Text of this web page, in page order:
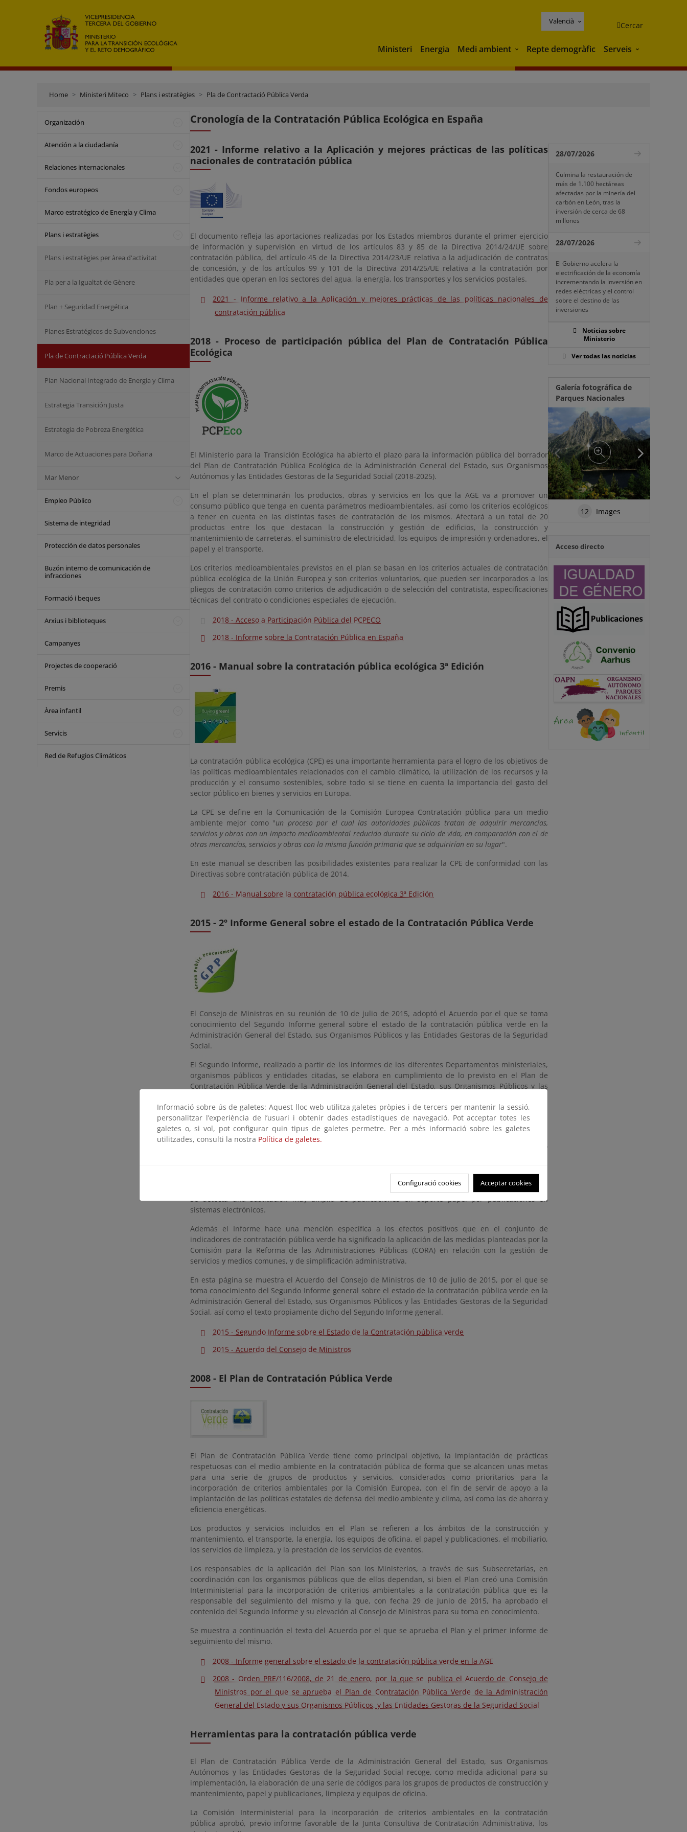
Valencià Cercar
Ministeri Energia Medi ambient Medi ambient
Repte demogràfic Serveis Serveis
Home Ministeri Miteco Plans i estratègies Pla de Contractació Pública Verda
Organización
Atención a la ciudadanía
Relaciones internacionales
Fondos europeos
Marco estratégico de Energía y Clima
Plans i estratègies
Plans i estratègies per àrea d'activitat
Pla per a la Igualtat de Gènere
Plan + Seguridad Energética
Planes Estratégicos de Subvenciones
Pla de Contractació Pública Verda
Plan Nacional Integrado de Energía y Clima
Estrategia Transición Justa
Estrategia de Pobreza Energética
Marco de Actuaciones para Doñana
Mar Menor
Empleo Público
Sistema de integridad
Protección de datos personales
Buzón interno de comunicación de
infracciones
Formació i beques
Arxius i biblioteques
Campanyes
Projectes de cooperació
Premis
Àrea infantil
Servicis
Red de Refugios Climáticos
Cronología de la Contratación Pública Ecológica en España
2021 - Informe relativo a la Aplicación y mejores prácticas de las políticas
nacionales de contratación pública
El documento refleja las aportaciones realizadas por los Estados miembros durante el primer ejercicio
de información y supervisión en virtud de los artículos 83 y 85 de la Directiva 2014/24/UE sobre
contratación pública, del artículo 45 de la Directiva 2014/23/UE relativa a la adjudicación de contratos
de concesión, y de los artículos 99 y 101 de la Directiva 2014/25/UE relativa a la contratación por
entidades que operan en los sectores del agua, la energía, los transportes y los servicios postales.
2021 - Informe relativo a la Aplicación y mejores prácticas de las políticas nacionales de
contratación pública
2018 - Proceso de participación pública del Plan de Contratación Pública
Ecológica
El Ministerio para la Transición Ecológica ha abierto el plazo para la información pública del borrador
del Plan de Contratación Pública Ecológica de la Administración General del Estado, sus Organismos
Autónomos y las Entidades Gestoras de la Seguridad Social (2018-2025).
En el plan se determinarán los productos, obras y servicios en los que la AGE va a promover un
consumo público que tenga en cuenta parámetros medioambientales, así como los criterios ecológicos
a tener en cuenta en las distintas fases de contratación de los mismos. Afectará a un total de 20
productos entre los que destacan la construcción y gestión de edificios, la construcción y
mantenimiento de carreteras, el suministro de electricidad, los equipos de impresión y ordenadores, el
papel y el transporte.
Los criterios medioambientales previstos en el plan se basan en los criterios actuales de contratación
pública ecológica de la Unión Europea y son criterios voluntarios, que pueden ser incorporados a los
pliegos de contratación como criterios de adjudicación o de selección del contratista, especificaciones
técnicas del contrato o condiciones especiales de ejecución.
2018 - Acceso a Participación Pública del PCPECO
2018 - Informe sobre la Contratación Pública en España
2016 - Manual sobre la contratación pública ecológica 3ª Edición
La contratación pública ecológica (CPE) es una importante herramienta para el logro de los objetivos de
las políticas medioambientales relacionados con el cambio climático, la utilización de los recursos y la
producción y el consumo sostenibles, sobre todo si se tiene en cuenta la importancia del gasto del
sector público en bienes y servicios en Europa.
La CPE se define en la Comunicación de la Comisión Europea Contratación pública para un medio
ambiente mejor como "un proceso por el cual las autoridades públicas tratan de adquirir mercancías,
servicios y obras con un impacto medioambiental reducido durante su ciclo de vida, en comparación con el de
otras mercancías, servicios y obras con la misma función primaria que se adquirirían en su lugar".
En este manual se describen las posibilidades existentes para realizar la CPE de conformidad con las
Directivas sobre contratación pública de 2014.
2016 - Manual sobre la contratación pública ecológica 3ª Edición
2015 - 2º Informe General sobre el estado de la Contratación Pública Verde
El Consejo de Ministros en su reunión de 10 de julio de 2015, adoptó el Acuerdo por el que se toma
conocimiento del Segundo Informe general sobre el estado de la contratación pública verde en la
Administración General del Estado, sus Organismos Públicos y las Entidades Gestoras de la Seguridad
Social.
El Segundo Informe, realizado a partir de los informes de los diferentes Departamentos ministeriales,
organismos públicos y entidades citadas, se elabora en cumplimiento de lo previsto en el Plan de
Contratación Pública Verde de la Administración General del Estado, sus Organismos Públicos y las
de medidas a favor de la contratación pública verde en la AGE, sus Organismos públicos y las Entidades
Gestoras de la Seguridad Social desde la aprobación del primer informe el 4 de noviembre de 2011.
El Informe refleja que, con carácter general, se han alcanzado unos niveles de cumplimiento amplios,
con resultados de prácticamente total implantación en la mayoría de los ocho grupos de productos y
Se detecta una sustitución muy amplia de publicaciones en soporte papel por publicaciones en
sistemas electrónicos.
Además el Informe hace una mención específica a los efectos positivos que en el conjunto de
indicadores de contratación pública verde ha significado la aplicación de las medidas planteadas por la
Comisión para la Reforma de las Administraciones Públicas (CORA) en relación con la gestión de
servicios y medios comunes, y de simplificación administrativa.
En esta página se muestra el Acuerdo del Consejo de Ministros de 10 de julio de 2015, por el que se
toma conocimiento del Segundo Informe general sobre el estado de la contratación pública verde en la
Administración General del Estado, sus Organismos Públicos y las Entidades Gestoras de la Seguridad
Social, así como el texto propiamente dicho del Segundo Informe general.
2015 - Segundo Informe sobre el Estado de la Contratación pública verde
2015 - Acuerdo del Consejo de Ministros
2008 - El Plan de Contratación Pública Verde
El Plan de Contratación Pública Verde tiene como principal objetivo, la implantación de prácticas
respetuosas con el medio ambiente en la contratación pública de forma que se alcancen unas metas
para una serie de grupos de productos y servicios, considerados como prioritarios para la
incorporación de criterios ambientales por la Comisión Europea, con el fin de servir de apoyo a la
implantación de las políticas estatales de defensa del medio ambiente y clima, así como las de ahorro y
eficiencia energéticas.
Los productos y servicios incluidos en el Plan se refieren a los ámbitos de la construcción y
mantenimiento, el transporte, la energía, los equipos de oficina, el papel y publicaciones, el mobiliario,
los servicios de limpieza, y la prestación de los servicios de eventos.
Los responsables de la aplicación del Plan son los Ministerios, a través de sus Subsecretarías, en
coordinación con los organismos públicos que de ellos dependan, si bien el Plan creó una Comisión
Interministerial para la incorporación de criterios ambientales a la contratación pública que es la
responsable del seguimiento del mismo y la que, con fecha 29 de junio de 2015, ha aprobado el
contenido del Segundo Informe y su elevación al Consejo de Ministros para su toma en conocimiento.
Se muestra a continuación el texto del Acuerdo por el que se aprueba el Plan y el primer informe de
seguimiento del mismo.
2008 - Informe general sobre el estado de la contratación pública verde en la AGE
2008 - Orden PRE/116/2008, de 21 de enero, por la que se publica el Acuerdo de Consejo de
Ministros por el que se aprueba el Plan de Contratación Pública Verde de la Administración
General del Estado y sus Organismos Públicos, y las Entidades Gestoras de la Seguridad Social
Herramientas para la contratación pública verde
El Plan de Contratación Pública Verde de la Administración General del Estado, sus Organismos
Autónomos y las Entidades Gestoras de la Seguridad Social recoge, como medida adicional para su
implementación, la elaboración de una serie de códigos para los grupos de productos de construcción y
mantenimiento, papel y publicaciones, limpieza y equipos de oficina.
La Comisión Interministerial para la incorporación de criterios ambientales en la contratación
pública aprobó, previo informe favorable de la Junta Consultiva de Contratación Administrativa, los
28/07/2026
Culmina la restauración de
más de 1.100 hectáreas
afectadas por la minería del
carbón en León, tras la
inversión de cerca de 68
millones
28/07/2026
El Gobierno acelera la
electrificación de la economía
incrementando la inversión en
redes eléctricas y el control
sobre el destino de las
inversiones
Noticias sobre
Ministerio
Ver todas las noticias
Galería fotográfica de
Parques Nacionales
12 Images
Acceso directo
Informació sobre ús de galetes: Aquest lloc web utilitza galetes pròpies i de tercers per mantenir la sessió,
personalitzar l’experiència de l’usuari i obtenir dades estadístiques de navegació. Pot acceptar totes les
galetes o, si vol, pot configurar quin tipus de galetes permetre. Per a més informació sobre les galetes
utilitzades, consulti la nostra Política de galetes.
Configuració cookies Acceptar cookies